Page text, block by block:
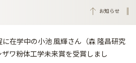
お知らせ
在学中の小池 風輝さん（森 隆昌研究
ワ粉体工学未来賞を受賞しまし